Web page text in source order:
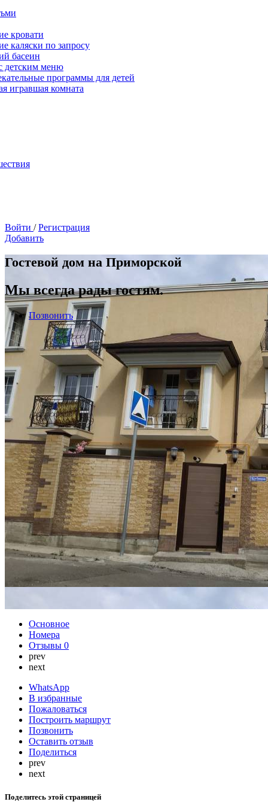
кровати
каляски по запросу
басеин
детским меню
программы для детей
игравшая комната
Войти / Регистрация
Добавить
Гостевой дом на Приморской
Мы всегда рады гостям.
Позвонить
Основное
Номера
Отзывы 0
prev
next
WhatsApp
В избранные
Пожаловаться
Построить маршрут
Позвонить
Оставить отзыв
Поделиться
prev
next
Поделитесь этой страницей